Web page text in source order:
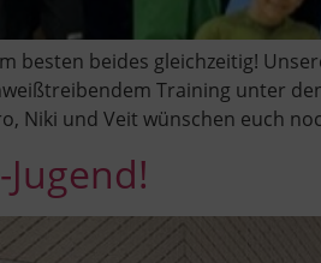
besten beides gleichzeitig!
Training unter
Niki und Veit wünschen euch